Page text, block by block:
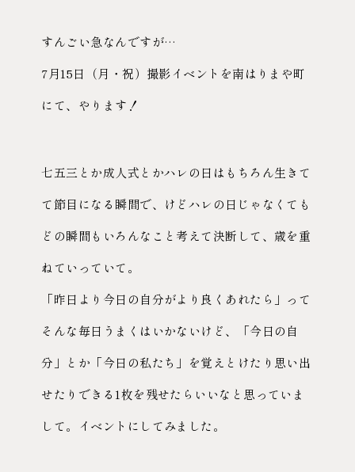
すんごい急なんですが…
7月15日（月・祝）撮影イベントを南はりまや町
にて、やります！
七五三とか成人式とかハレの日はもちろん生きて
て節目になる瞬間で、けどハレの日じゃなくても
どの瞬間もいろんなこと考えて決断して、歳を重
ねていっていて。
「昨日より今日の自分がより良くあれたら」って
そんな毎日うまくはいかないけど、「今日の自
分」とか「今日の私たち」を覚えとけたり思い出
せたりできる1枚を残せたらいいなと思っていま
して。イベントにしてみました。